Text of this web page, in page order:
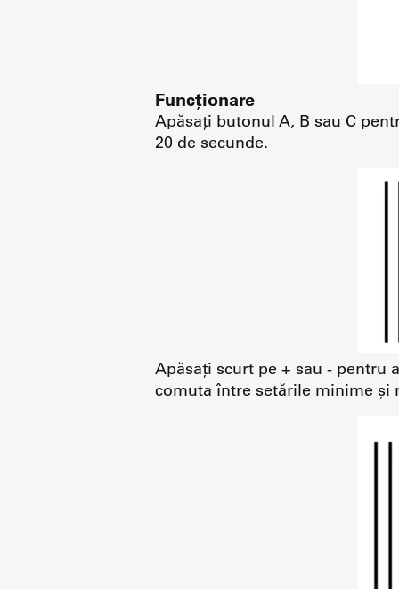
Funcționare
Apăsați butonul A, B sau C
20 de secunde.
Apăsați scurt pe + sau - pentru
comuta între setările minime și